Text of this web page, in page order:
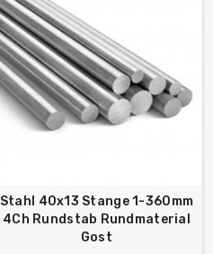
Stahl 40x13 Stange 1-360mm
4Ch Rundstab Rundmaterial
Gost